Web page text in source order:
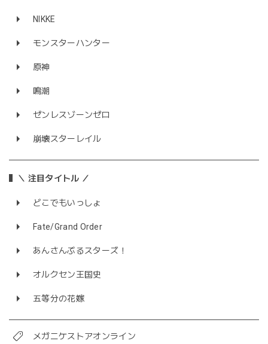
NIKKE
モンスターハンター
原神
鳴潮
ゼンレスゾーンゼロ
崩壊スターレイル
＼ 注目タイトル ／
どこでもいっしょ
Fate/Grand Order
あんさんぶるスターズ！
オルクセン王国史
五等分の花嫁
メガニケストアオンライン